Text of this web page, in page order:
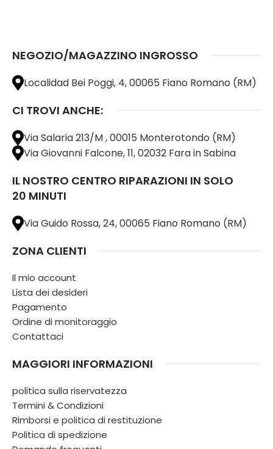
NEGOZIO/MAGAZZINO INGROSSO
Localidad Bei Poggi, 4, 00065 Fiano Romano (RM)
CI TROVI ANCHE:
Via Salaria 213/M , 00015 Monterotondo (RM)
Via Giovanni Falcone, 11, 02032 Fara in Sabina
IL NOSTRO CENTRO RIPARAZIONI IN SOLO
20 MINUTI
Via Guido Rossa, 24, 00065 Fiano Romano (RM)
ZONA CLIENTI
Il mio account
Lista dei desideri
Pagamento
Ordine di monitoraggio
Contattaci
MAGGIORI INFORMAZIONI
politica sulla riservatezza
Termini & Condizioni
Rimborsi e politica di restituzione
Politica di spedizione